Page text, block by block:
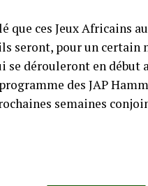
que ces Jeux Africains
seront, pour un
se dérouleront en début
des JAP
semaines